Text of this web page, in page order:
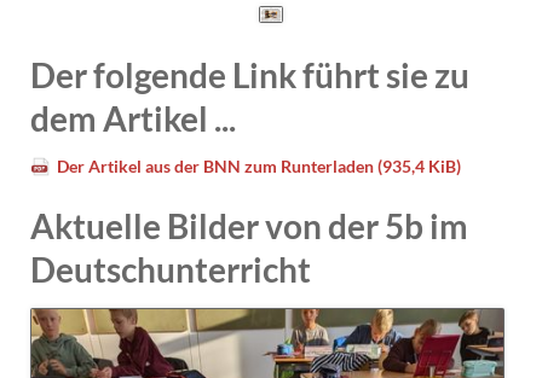
Der folgende Link führt sie zu
dem Artikel ...
Der Artikel aus der BNN zum Runterladen(935,4 KiB)
Aktuelle Bilder von der 5b im
Deutschunterricht